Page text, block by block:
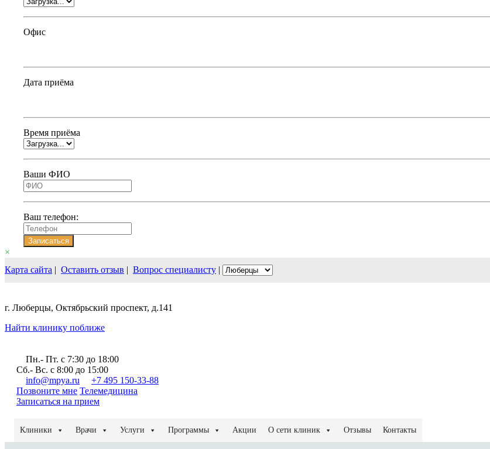
Офис
Дата приёма
Время приёма
Ваши ФИО
Ваш телефон:
Записаться
×
Карта сайта | Оставить отзыв | Вопрос специалисту |
г. Люберцы, Октябрьский проспект, д.141
Найти клинику поближе
Пн.- Пт. c 7:30 до 18:00
Сб.- Вс. с 8:00 до 15:00
info@mpya.ru
+7 495 150-33-88
Позвоните мне Телемедицина
Записаться на прием
Клиники Врачи Услуги Программы Акции О сети клиник Отзывы Контакты